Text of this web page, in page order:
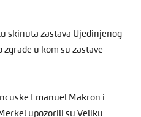
skinuta zastava Ujedinjenog
u kom su zastave
Emanuel Makron i
upozorili su Veliku